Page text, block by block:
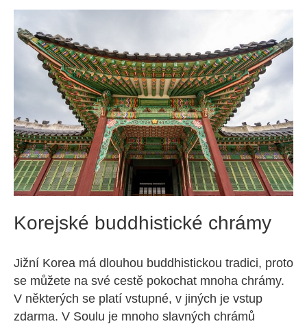
Korejské buddhistické chrámy
Jižní Korea má dlouhou buddhistickou tradici, proto
se můžete na své cestě pokochat mnoha chrámy.
V některých se platí vstupné, v jiných je vstup
zdarma. V Soulu je mnoho slavných chrámů